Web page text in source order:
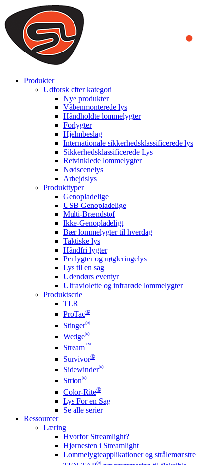
We use cookies to ensure that we provide you the best experience
on our website. By continuing to browse this website, you accept
that cookies are used to help us analyze how the website is used and
to offer you a better experience. To learn more or to find out how
you can disable cookies, you can access our
Produkter
Udforsk efter kategori
Nye produkter
Våbenmonterede lys
Håndholdte lommelygter
Forlygter
Hjelmbeslag
Internationale sikkerhedsklassificerede lys
Sikkerhedsklassificerede Lys
Retvinklede lommelygter
Nødscenelys
Arbejdslys
Produkttyper
Genopladelige
USB Genopladelige
Multi-Brændstof
Ikke-Genopladeligt
Bær lommelygter til hverdag
Taktiske lys
Håndfri lygter
Penlygter og nøgleringelys
Lys til en sag
Udendørs eventyr
Ultraviolette og infrarøde lommelygter
Produktserie
TLR
ProTac®
Stinger®
Wedge®
Stream™
Survivor®
Sidewinder®
Strion®
Color-Rite®
Lys For en Sag
Se alle serier
Ressourcer
Læring
Hvorfor Streamlight?
Hjørnesten i Streamlight
Lommelygteapplikationer og strålemønstre
®